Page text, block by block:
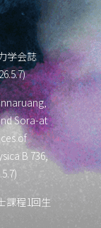
学会誌
Sora-at
of
B 736,
課程1回生